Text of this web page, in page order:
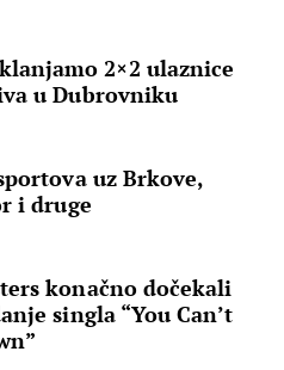
2×2 ulaznice
u Dubrovniku
uz Brkove,
i druge
konačno dočekali
singla “You Can’t